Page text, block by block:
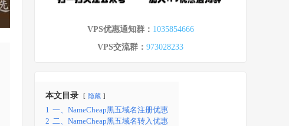
VPS优惠通知群： 1035854666
VPS交流群： 973028233
本文目录 隐藏
1 一、NameCheap黑五域名注册优惠
2 二、NameCheap黑五域名转入优惠